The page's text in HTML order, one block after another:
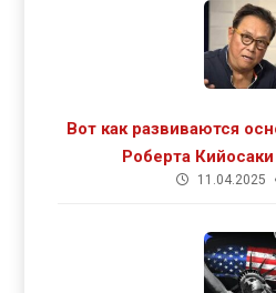
Вот как развиваются
Роберта
11.04.2025